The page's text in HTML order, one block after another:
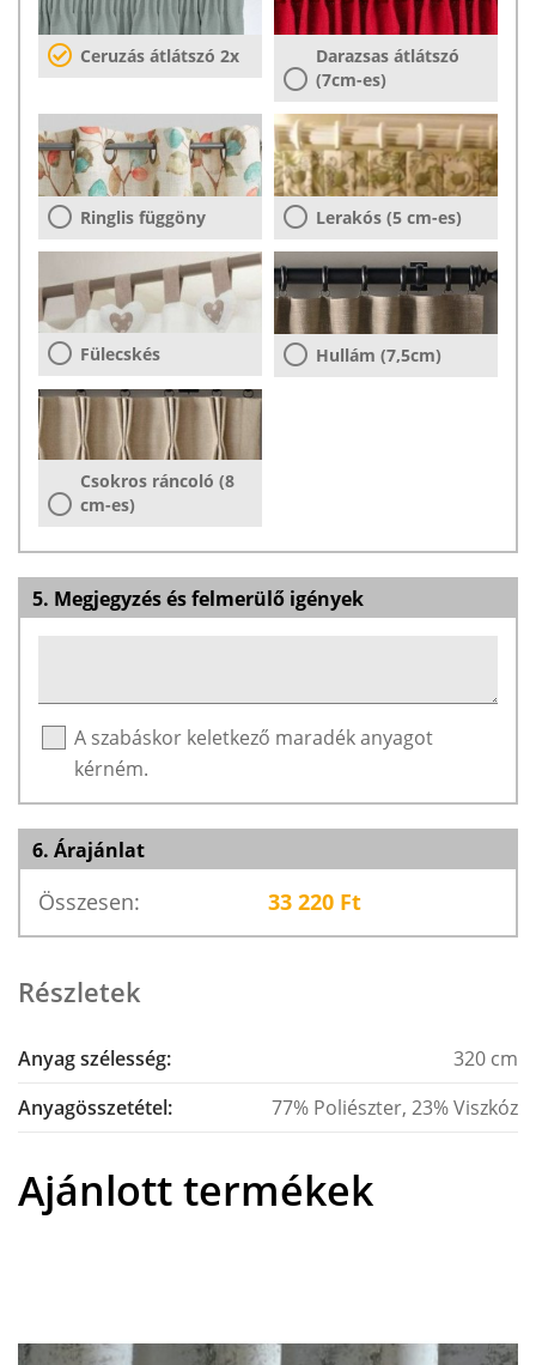
Ceruzás átlátszó 2x
Darazsas átlátszó
(7cm-es)
Ringlis függöny Lerakós (5 cm-es)
Fülecskés Hullám (7,5cm)
Csokros ráncoló (8
cm-es)
5. Megjegyzés és felmerülő igények
A szabáskor keletkező maradék anyagot
kérném.
6. Árajánlat
Összesen: 33 220 Ft
Részletek
Anyag szélesség:
320 cm
Anyagösszetétel:
77% Poliészter, 23% Viszkóz
Ajánlott termékek